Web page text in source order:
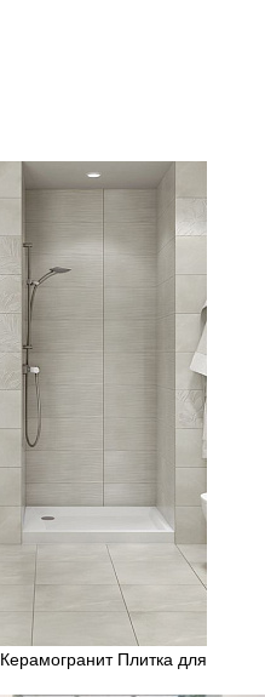
Керамогранит Плитка для